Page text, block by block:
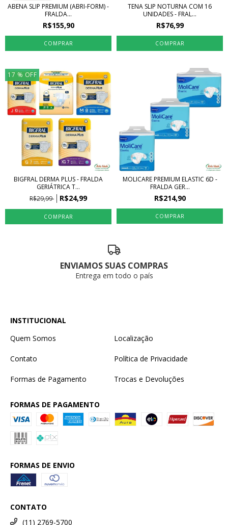
ABENA SLIP PREMIUM (ABRI-FORM) -
FRALDA...
R$155,90
COMPRAR
TENA SLIP NOTURNA COM 16
UNIDADES - FRAL...
R$76,99
COMPRAR
17 % OFF
BIGFRAL DERMA PLUS - FRALDA
GERIÁTRICA T...
R$29,99
R$24,99
COMPRAR
MOLICARE PREMIUM ELASTIC 6D -
FRALDA GER...
R$214,90
COMPRAR
ENVIAMOS SUAS COMPRAS
Entrega em todo o país
INSTITUCIONAL
Quem Somos
Localização
Contato Política de Privacidade
Formas de Pagamento Trocas e Devoluções
FORMAS DE PAGAMENTO
FORMAS DE ENVIO
CONTATO
(11) 2769-5700